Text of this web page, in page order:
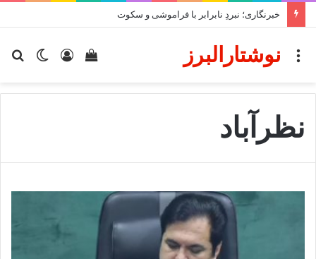
خبرنگاری؛ نبردِ نابرابر با فراموشی و سکوت
تغییر
ورود
دیدن
خرید
نوشتارالبرزمنو
نظرآباد